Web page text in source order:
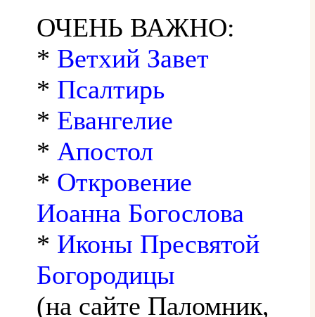
ОЧЕНЬ ВАЖНО:
* Ветхий Завет
* Псалтирь
* Евангелие
* Апостол
* Откровение
Иоанна Богослова
* Иконы Пресвятой
Богородицы
(на сайте Паломник,